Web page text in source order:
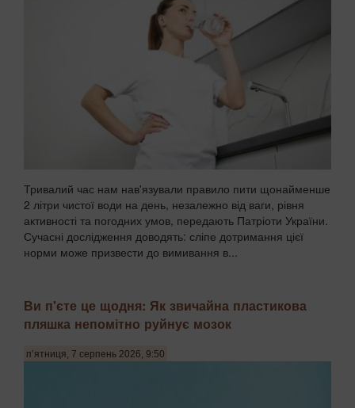
Тривалий час нам нав'язували правило пити щонайменше
2 літри чистої води на день, незалежно від ваги, рівня
активності та погодних умов, передають Патріоти України.
Сучасні дослідження доводять: сліпе дотримання цієї
норми може призвести до вимивання в...
Ви п'єте це щодня: Як звичайна пластикова
пляшка непомітно руйнує мозок
п’ятниця, 7 серпень 2026, 9:50